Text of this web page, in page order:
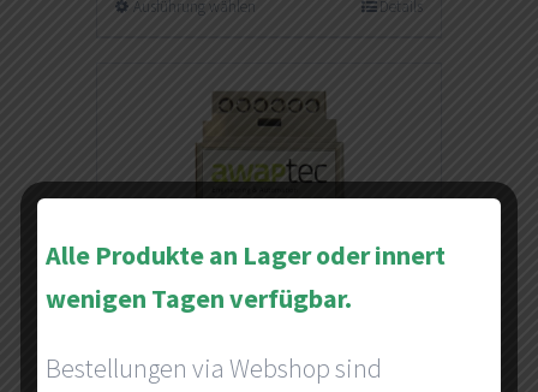
Ausführung wählen Details
Alle Produkte an Lager oder innert
wenigen Tagen verfügbar.
Bestellungen via Webshop sind